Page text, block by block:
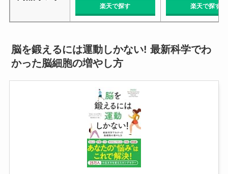
楽天で探す 楽天で探す
脳を鍛えるには運動しかない! 最新科学でわ
かった脳細胞の増やし方